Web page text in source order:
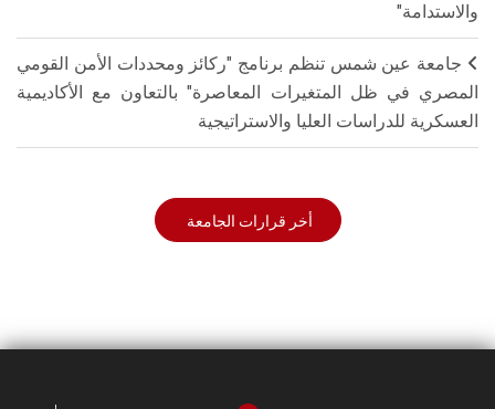
والاستدامة"
جامعة عين شمس تنظم برنامج "ركائز ومحددات الأمن القومي
المصري في ظل المتغيرات المعاصرة" بالتعاون مع الأكاديمية
العسكرية للدراسات العليا والاستراتيجية
أخر قرارات الجامعة